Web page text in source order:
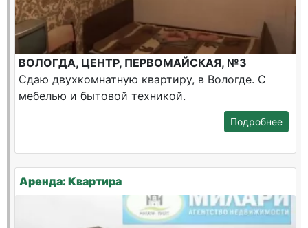
ВОЛОГДА, ЦЕНТР, ПЕРВОМАЙСКАЯ, №3
Сдаю двухкомнатную квартиру, в Вологде. С
мебелью и бытовой техникой.
Подробнее
Аренда: Квартира